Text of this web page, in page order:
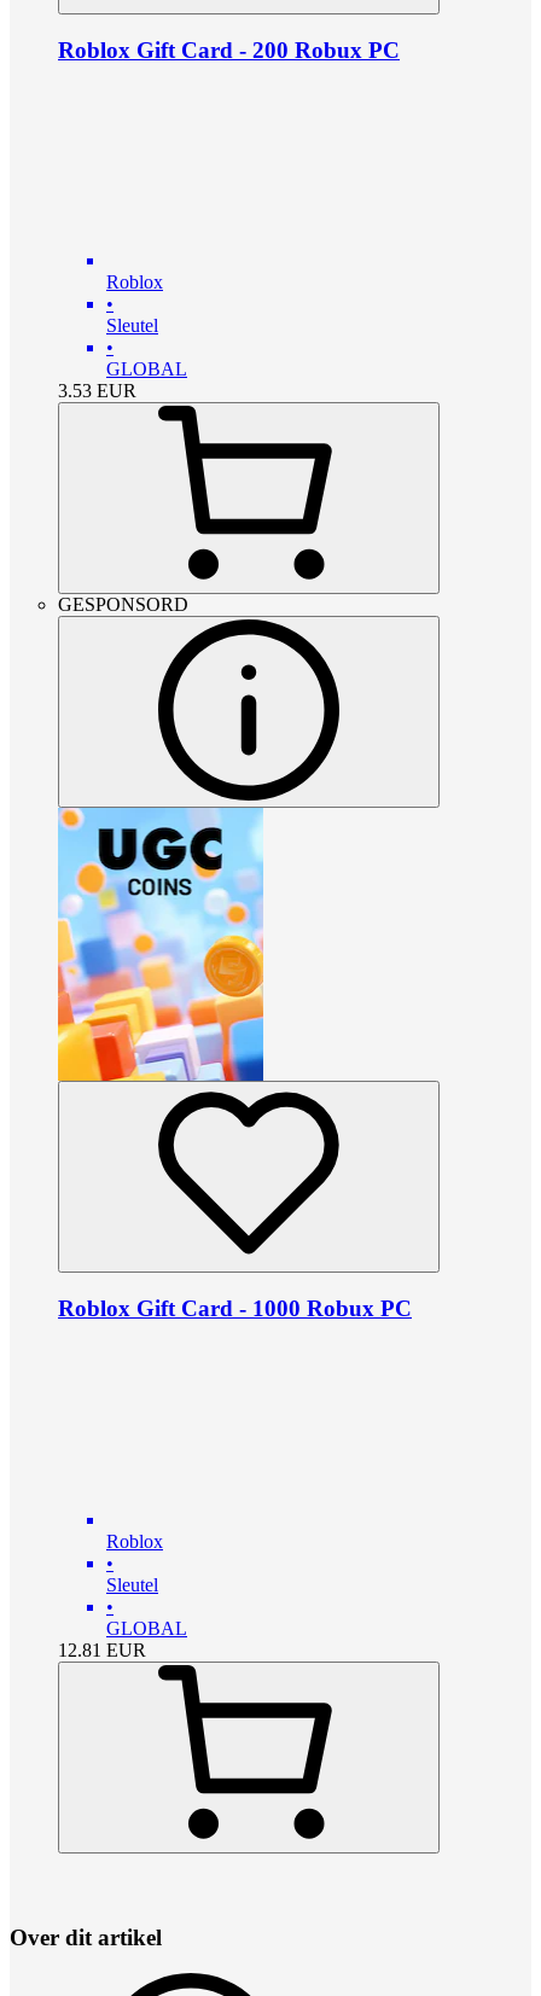
Roblox Gift Card - 200 Robux PC
Roblox
•
Sleutel
•
GLOBAL
3.53 EUR
GESPONSORD
Roblox Gift Card - 1000 Robux PC
Roblox
•
Sleutel
•
GLOBAL
12.81 EUR
Over dit artikel